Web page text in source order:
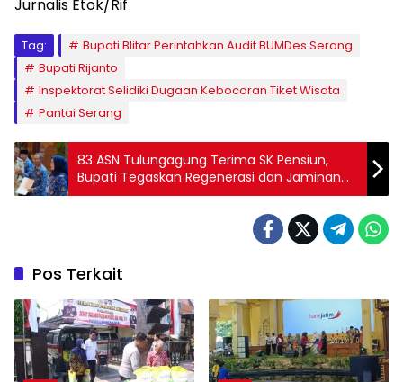
Jurnalis Etok/Rif
Tag:
Bupati Blitar Perintahkan Audit BUMDes Serang
Bupati Rijanto
Inspektorat Selidiki Dugaan Kebocoran Tiket Wisata
Pantai Serang
83 ASN Tulungagung Terima SK Pensiun,
Bupati Tegaskan Regenerasi dan Jaminan
Kesejahteraan
Pos Terkait